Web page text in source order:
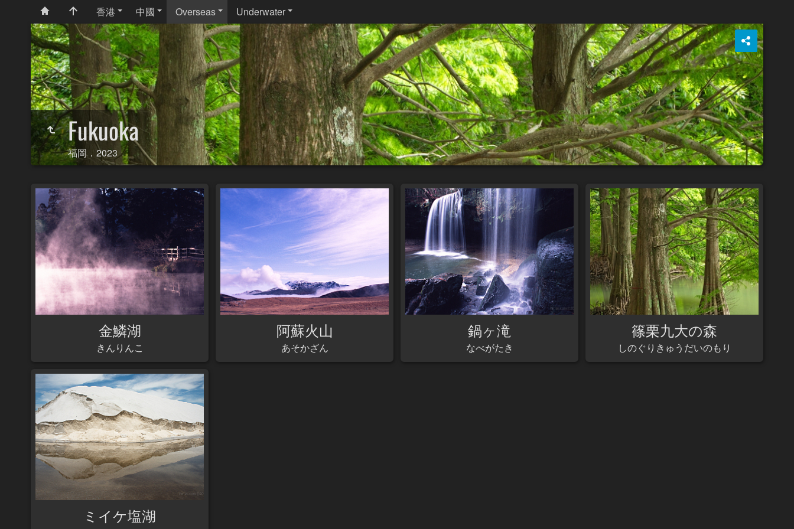
香港 中國 Overseas Underwater
Fukuoka
福岡．2023
金鱗湖
きんりんこ
阿蘇火山
あそかざん
鍋ヶ滝
なべがたき
篠栗九大の森
しのぐりきゅうだいのもり
ミイケ塩湖